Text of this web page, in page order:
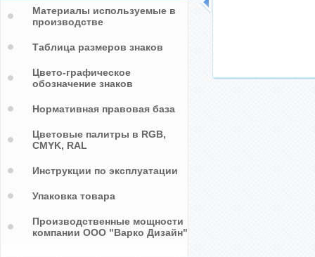
Материалы используемые в
производстве
Таблица размеров знаков
Цвето-графическое
обозначение знаков
Нормативная правовая база
Цветовые палитры в RGB,
CMYK, RAL
Инструкции по эксплуатации
Упаковка товара
Производственные мощности
компании ООО "Варко Дизайн"